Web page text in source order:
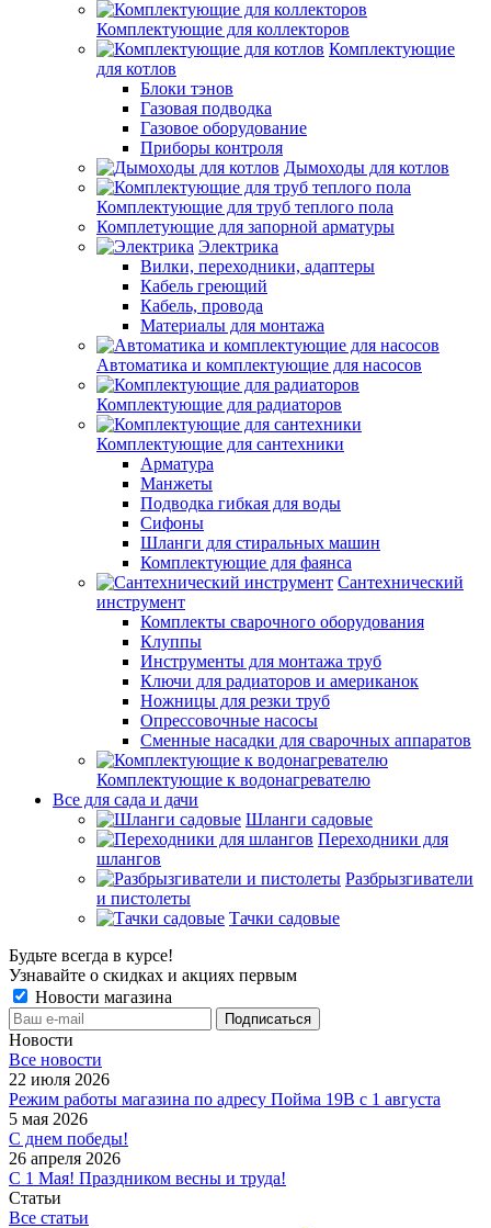
Комплектующие для коллекторов
Комплектующие
для котлов
Блоки тэнов
Газовая подводка
Газовое оборудование
Приборы контроля
Дымоходы для котлов
Комплектующие для труб теплого пола
Комплетующие для запорной арматуры
Электрика
Вилки, переходники, адаптеры
Кабель греющий
Кабель, провода
Материалы для монтажа
Автоматика и комплектующие для насосов
Комплектующие для радиаторов
Комплектующие для сантехники
Арматура
Манжеты
Подводка гибкая для воды
Сифоны
Шланги для стиральных машин
Комплектующие для фаянса
Сантехнический
инструмент
Комплекты сварочного оборудования
Клуппы
Инструменты для монтажа труб
Ключи для радиаторов и американок
Ножницы для резки труб
Опрессовочные насосы
Сменные насадки для сварочных аппаратов
Комплектующие к водонагревателю
Все для сада и дачи
Шланги садовые
Переходники для
шлангов
Разбрызгиватели
и пистолеты
Тачки садовые
Будьте всегда в курсе!
Узнавайте о скидках и акциях первым
Новости магазина
Новости
Все новости
22 июля 2026
Режим работы магазина по адресу Пойма 19В с 1 августа
5 мая 2026
С днем победы!
26 апреля 2026
С 1 Мая! Праздником весны и труда!
Статьи
Все статьи